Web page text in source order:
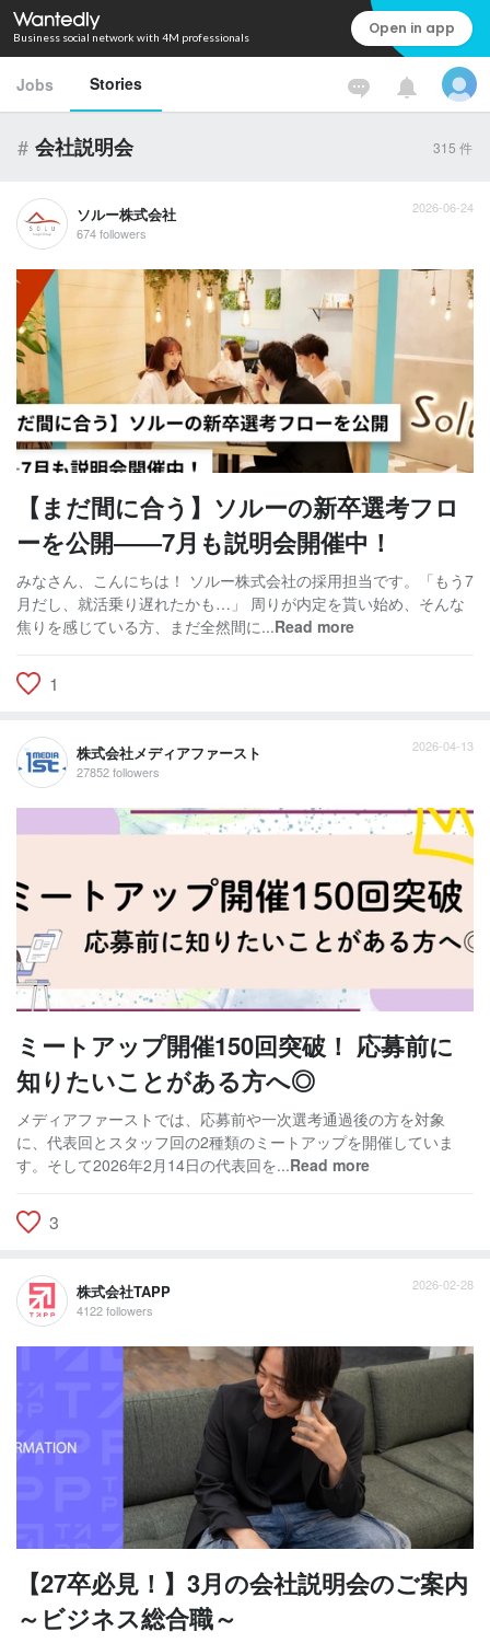
Business social network with 4M professionals Open in app
Jobs Stories
# 会社説明会 315 件
ソルー株式会社
674 followers
2026-06-24
【まだ間に合う】ソルーの新卒選考フロ
ーを公開――7月も説明会開催中！
みなさん、こんにちは！ ソルー株式会社の採用担当です。「もう7
月だし、就活乗り遅れたかも…」 周りが内定を貰い始め、そんな
焦りを感じている方、まだ全然間に...Read more
1
株式会社メディアファースト
27852 followers
2026-04-13
ミートアップ開催150回突破！ 応募前に
知りたいことがある方へ◎
メディアファーストでは、応募前や一次選考通過後の方を対象
に、代表回とスタッフ回の2種類のミートアップを開催していま
す。そして2026年2月14日の代表回を...Read more
3
株式会社TAPP
4122 followers
2026-02-28
【27卒必見！】3月の会社説明会のご案内
～ビジネス総合職～